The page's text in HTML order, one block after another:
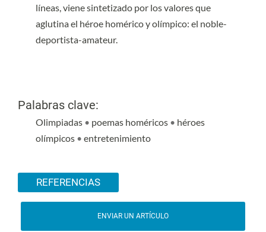
líneas, viene sintetizado por los valores que
aglutina el héroe homérico y olímpico: el noble-
deportista-amateur.
Palabras clave:
Olimpiadas • poemas homéricos • héroes
olímpicos • entretenimiento
REFERENCIAS
ENVIAR UN ARTÍCULO